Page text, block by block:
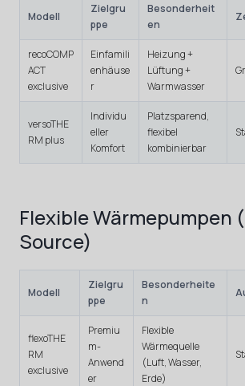
Modell
Zielgru
ppe
Besonderheit
en
recoCOMP
ACT
exclusive
Einfamili
enhäuse
r
Heizung +
Lüftung +
Warmwasser
versoTHE
RM plus
Individu
eller
Komfort
Platzsparend,
flexibel
kombinierbar
Flexible Wärmepumpen
Source)
Modell
Zielgru
ppe
Besonderheite
n
flexoTHE
RM
exclusive
Premiu
m-
Anwend
er
Flexible
Wärmequelle
(Luft, Wasser,
Erde)